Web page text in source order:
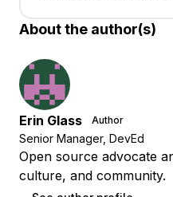
About the author(s)
Erin Glass Author
Senior Manager, DevEd
Open source advocate
culture, and community.